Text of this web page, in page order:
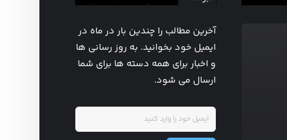
آخرین مطالب را چندین بار در ماه در
ایمیل خود بخوانید. به روز رسانی ها
و اخبار برای همه دسته ها برای شما
ارسال می شود.